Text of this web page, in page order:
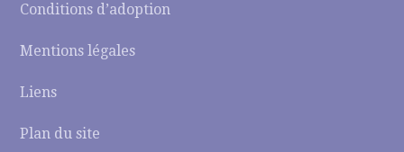
Conditions d’adoption
Mentions légales
Liens
Plan du site